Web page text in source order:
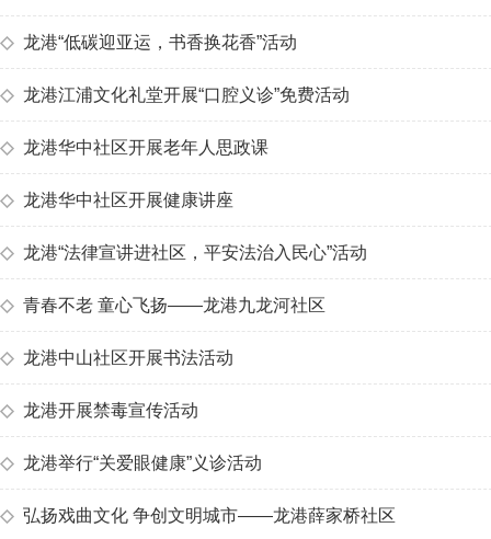
◇ 龙港“低碳迎亚运，书香换花香”活动
◇ 龙港江浦文化礼堂开展“口腔义诊”免费活动
◇ 龙港华中社区开展老年人思政课
◇ 龙港华中社区开展健康讲座
◇ 龙港“法律宣讲进社区，平安法治入民心”活动
◇ 青春不老 童心飞扬——龙港九龙河社区
◇ 龙港中山社区开展书法活动
◇ 龙港开展禁毒宣传活动
◇ 龙港举行“关爱眼健康”义诊活动
◇ 弘扬戏曲文化 争创文明城市——龙港薛家桥社区